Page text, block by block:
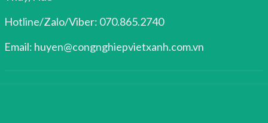
Hotline/Zalo/Viber: 070.865.2740
Email: huyen@congnghiepvietxanh.com.vn